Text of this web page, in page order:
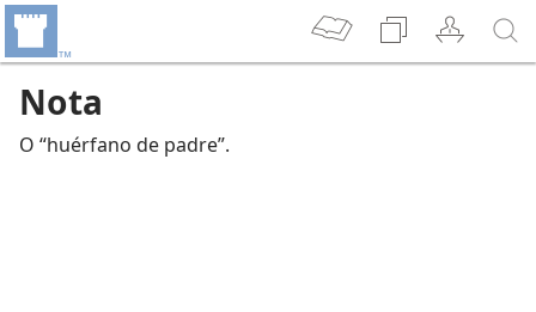
Nota
O “huérfano de padre”.